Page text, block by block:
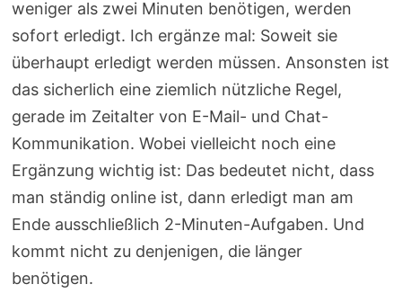
weniger als zwei Minuten benötigen, werden
sofort erledigt. Ich ergänze mal: Soweit sie
überhaupt erledigt werden müssen. Ansonsten ist
das sicherlich eine ziemlich nützliche Regel,
gerade im Zeitalter von E-Mail- und Chat-
Kommunikation. Wobei vielleicht noch eine
Ergänzung wichtig ist: Das bedeutet nicht, dass
man ständig online ist, dann erledigt man am
Ende ausschließlich 2-Minuten-Aufgaben. Und
kommt nicht zu denjenigen, die länger
benötigen.